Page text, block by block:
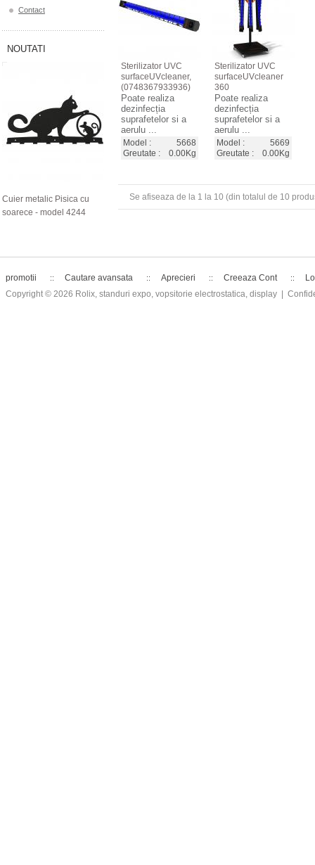
Sterilizator UVC
surfaceUVcleaner,
(0748367933936)
Poate realiza
dezinfecția
suprafetelor si a
aerulu ...
Model :
5668
Greutate :
0.00Kg
Sterilizator UVC
surfaceUVcleaner
360
Poate realiza
dezinfecția
suprafetelor si a
aerulu ...
Model :
5669
Greutate :
0.00Kg
Se afiseaza de la 1 la 10 (din totalul de 10
Contact
NOUTATI
Cuier metalic Pisica cu
soarece - model 4244
promotii Cautare avansata Aprecieri Creeaza Cont
Copyright © 2026 Rolix, standuri expo, vopsitorie electrostatica, display |